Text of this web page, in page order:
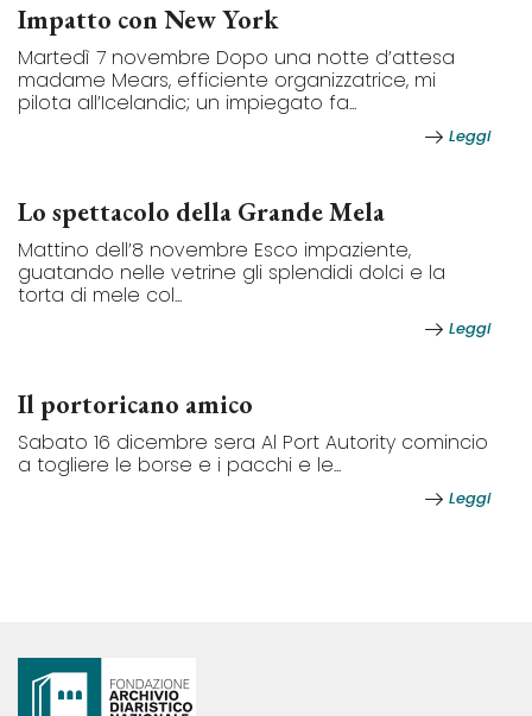
Impatto con New York
Martedì 7 novembre Dopo una notte d’attesa
madame Mears, efficiente organizzatrice, mi
pilota all’Icelandic; un impiegato fa...
Leggi
Lo spettacolo della Grande Mela
Mattino dell’8 novembre Esco impaziente,
guatando nelle vetrine gli splendidi dolci e la
torta di mele col...
Leggi
Il portoricano amico
Sabato 16 dicembre sera Al Port Autority comincio
a togliere le borse e i pacchi e le...
Leggi